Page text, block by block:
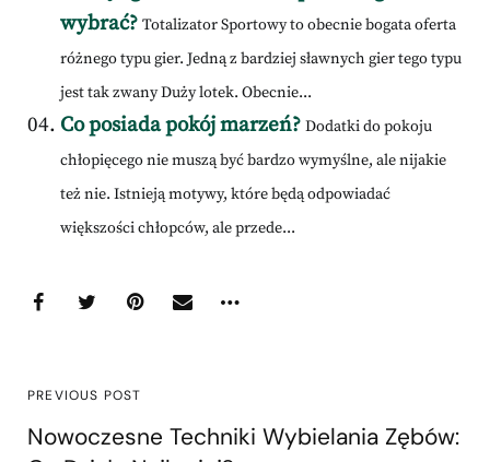
wybrać? Totalizator Sportowy to obecnie bogata oferta
różnego typu gier. Jedną z bardziej sławnych gier tego typu
jest tak zwany Duży lotek. Obecnie...
Co posiada pokój marzeń? Dodatki do pokoju
chłopięcego nie muszą być bardzo wymyślne, ale nijakie
też nie. Istnieją motywy, które będą odpowiadać
większości chłopców, ale przede...
PREVIOUS POST
Nowoczesne Techniki Wybielania Zębów: